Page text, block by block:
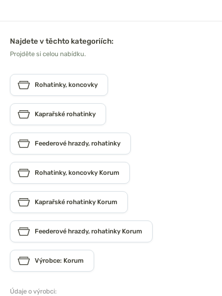
Najdete v těchto kategoriích:
Projděte si celou nabídku.
Rohatinky, koncovky
Kaprařské rohatinky
Feederové hrazdy, rohatinky
Rohatinky, koncovky Korum
Kaprařské rohatinky Korum
Feederové hrazdy, rohatinky Korum
Výrobce: Korum
Údaje o výrobci: